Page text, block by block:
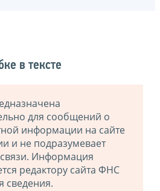
в тексте
для сообщений о
информации на сайте
и не подразумевает
Информация
редактору сайта ФНС
сведения.